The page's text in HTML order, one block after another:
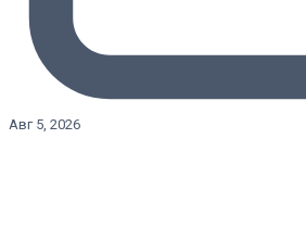
Авг 5, 2026